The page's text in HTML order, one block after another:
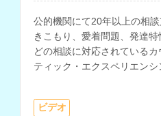
公的機関にて20年以上の相
きこもり、愛着問題、発達
どの相談に対応されている
ティック・エクスペリエンシ
らの心理アプローチを軸に
ビデオ